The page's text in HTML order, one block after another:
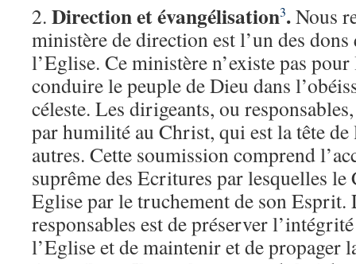
2. Direction et évangélisation3.Nous
ministère de direction est l’un des
l’Eglise. Ce ministère n’existe pas
conduire le peuple de Dieu dans
céleste. Les dirigeants, ou
par humilité au Christ, qui est la tête de
autres. Cette soumission comprend
suprême des Ecritures par lesquelles
Eglise par le truchement de son Esprit.
responsables est de préserver
l’Eglise et de maintenir et de propager